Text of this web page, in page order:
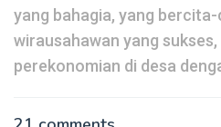
yang bahagia, yang
wirausahawan yang
perekonomian di desa